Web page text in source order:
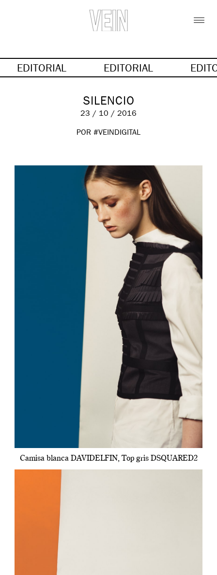
EDITORIAL EDITORIAL
SILENCIO
23 / 10 / 2016
POR #VEINDIGITAL
Camisa blanca DAVIDELFIN, Top gris DSQUARED2